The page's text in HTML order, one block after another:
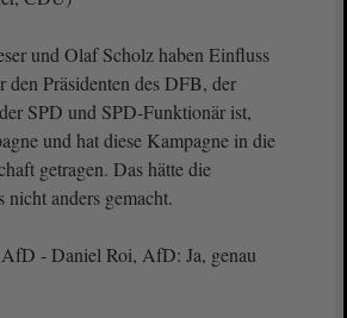
und Olaf Scholz haben Einfluss
den Präsidenten des DFB, der
SPD und SPD-Funktionär ist,
und hat diese Kampagne in die
getragen. Das hätte die
anders gemacht.
- Daniel Roi, AfD: Ja, genau